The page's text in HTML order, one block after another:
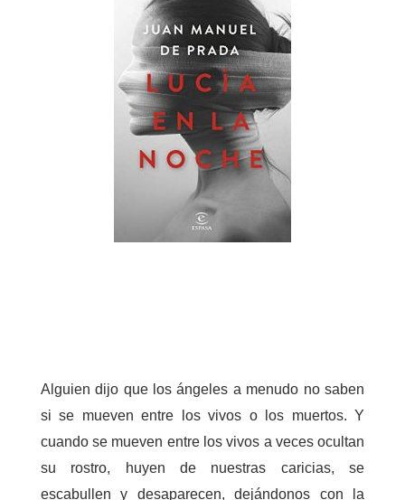
Alguien dijo que los ángeles a menudo no saben
si se mueven entre los vivos o los muertos. Y
cuando se mueven entre los vivos a veces ocultan
su rostro, huyen de nuestras caricias, se
escabullen y desaparecen, dejándonos con la